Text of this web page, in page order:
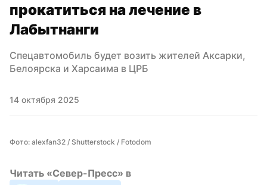
прокатиться на лечение в
Лабытнанги
Спецавтомобиль будет возить жителей Аксарки,
Белоярска и Харсаима в ЦРБ
14 октября 2025
Фото: alexfan32 / Shutterstock / Fotodom
Читать «Север-Пресс» в